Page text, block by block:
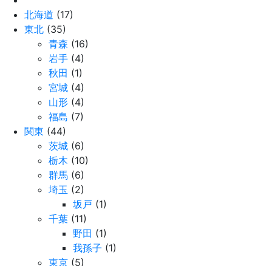
北海道 (17)
東北 (35)
青森 (16)
岩手 (4)
秋田 (1)
宮城 (4)
山形 (4)
福島 (7)
関東 (44)
茨城 (6)
栃木 (10)
群馬 (6)
埼玉 (2)
坂戸 (1)
千葉 (11)
野田 (1)
我孫子 (1)
東京 (5)